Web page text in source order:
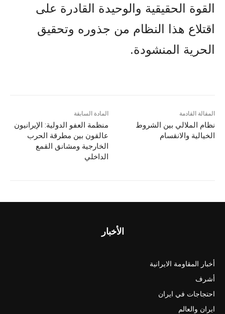
القوة الحقيقية والوحيدة القادرة على
اقتلاع هذا النظام من جذوره وتحقيق
الحرية المنشودة.
المادة السابقة
منظمة العفو الدولية: الإيرانيون
عالقون بين مطرقة الحرب
الخارجية ومشانق القمع
الداخلي
المقالة القادمة
نظام الملالي بين الشروط
الخيالية والانقسام
الأخبار
أخبار المقاومة الايرانية
أشرف
احتجاجات في ايران
ايران والعالم